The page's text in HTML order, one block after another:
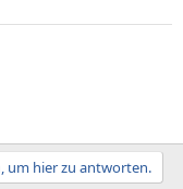
um hier zu antworten.